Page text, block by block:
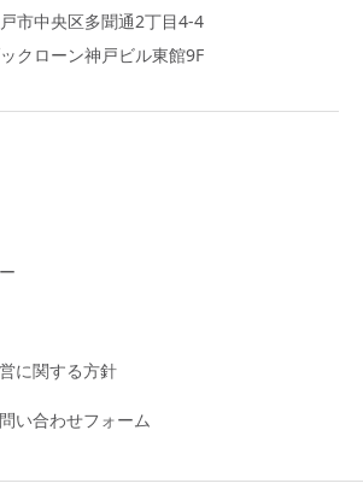
市中央区多聞通2丁目4-4
クローン神戸ビル東館9F
に関する方針
い合わせフォーム